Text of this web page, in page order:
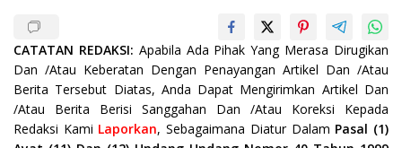
CATATAN REDAKSI: Apabila Ada Pihak Yang Merasa Dirugikan
Dan /Atau Keberatan Dengan Penayangan Artikel Dan /Atau
Berita Tersebut Diatas, Anda Dapat Mengirimkan Artikel Dan
/Atau Berita Berisi Sanggahan Dan /Atau Koreksi Kepada
Redaksi Kami Laporkan, Sebagaimana Diatur Dalam Pasal (1)